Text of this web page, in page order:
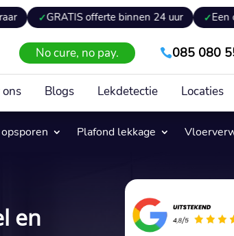
offerte binnen 24 uur Een oplossing
No cure, no pay. 085 080
ons Blogs Lekdetectie Locaties
Plafond lekkage
en